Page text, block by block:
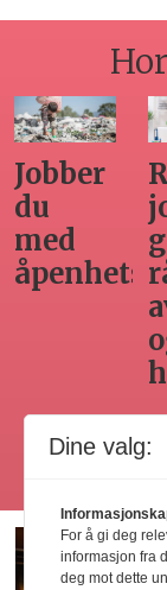
ved
oppsigelse
Dine valg:
For å gi deg
informasjon fra
deg mot dette